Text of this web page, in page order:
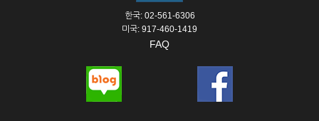
한국: 02-561-6306
미국: 917-460-1419
FAQ